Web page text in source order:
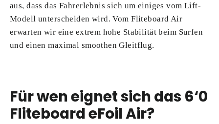
aus, dass das Fahrerlebnis sich um einiges vom Lift-
Modell unterscheiden wird. Vom Fliteboard Air
erwarten wir eine extrem hohe Stabilität beim Surfen
und einen maximal smoothen Gleitflug.
Für wen eignet sich das 6‘0
Fliteboard eFoil Air?